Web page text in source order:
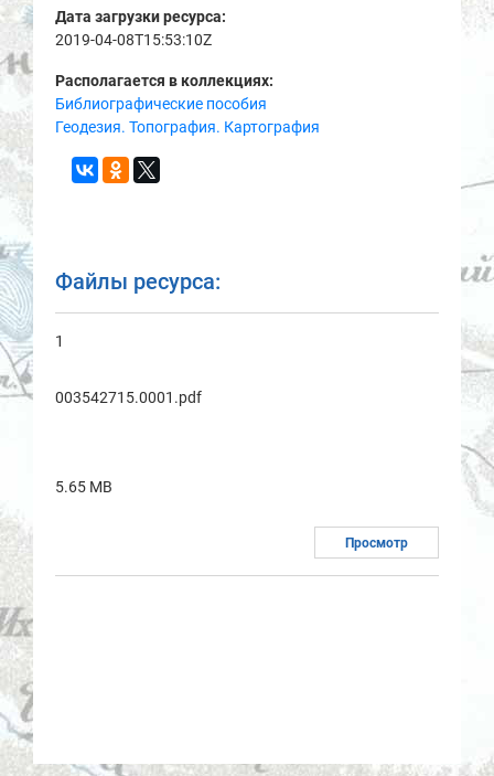
Дата загрузки ресурса:
2019-04-08T15:53:10Z
Располагается в коллекциях:
Библиографические пособия
Геодезия. Топография. Картография
Файлы ресурса:
1
003542715.0001.pdf
5.65 MB
Просмотр